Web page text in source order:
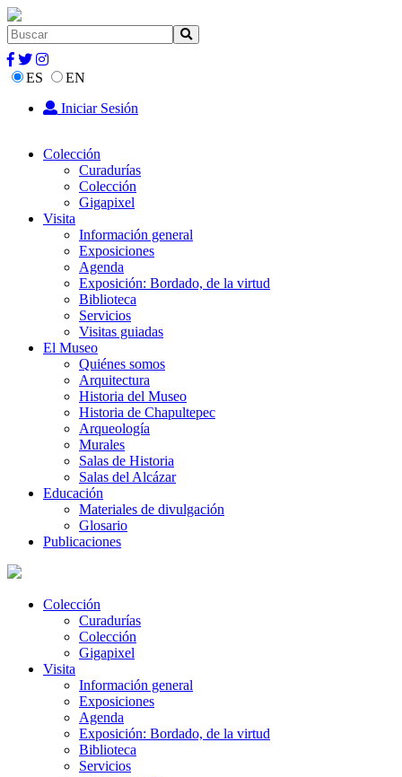
ES
EN
Iniciar Sesión
Colección
Curadurías
Colección
Gigapixel
Visita
Información general
Exposiciones
Agenda
Exposición: Bordado, de la virtud
Biblioteca
Servicios
Visitas guiadas
El Museo
Quiénes somos
Arquitectura
Historia del Museo
Historia de Chapultepec
Arqueología
Murales
Salas de Historia
Salas del Alcázar
Educación
Materiales de divulgación
Glosario
Publicaciones
Colección
Curadurías
Colección
Gigapixel
Visita
Información general
Exposiciones
Agenda
Exposición: Bordado, de la virtud
Biblioteca
Servicios